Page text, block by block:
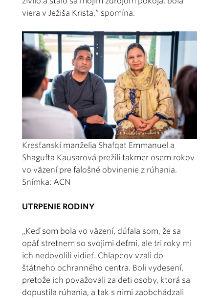
viera v Ježiša Krista,“ spomína.
Kresťanskí manželia Shafqat Emmanuel a
Shagufta Kausarová prežili takmer osem rokov
vo väzení pre falošné obvinenie z rúhania.
Snímka: ACN
UTRPENIE RODINY
„Keď som bola vo väzení, dúfala som, že sa
opäť stretnem so svojimi deťmi, ale tri roky mi
ich nedovolili vidieť. Chlapcov vzali do
štátneho ochranného centra. Boli vydesení,
pretože ich považovali za deti osoby, ktorá sa
dopustila rúhania, a tak s nimi zaobchádzali